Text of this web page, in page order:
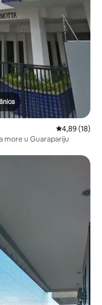
Prosječna
4,89 (18)
more u Guarapariju